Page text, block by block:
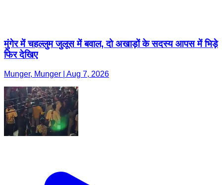
मुंगेर में चहल्लुम जुलूस में बवाल, दो अखाड़ों के सदस्य आपस में भिड़े
फिर देखिए
Munger, Munger | Aug 7, 2026